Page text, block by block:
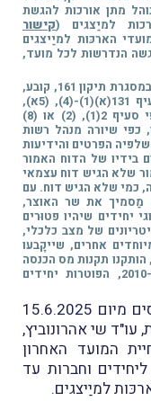
מתן אורכות להגשת
קישור
הארכּות למיַיצגים
2023 ומכסות ההגשה הנדרשות לכל מועד,
** סעיף 131(ב2) לפקודת מס הכנסה, שנוסף במסגרת תיקון 161, קובע,
כי יחיד החייב בהגשת דוח מכוח הוראות סעיף 131(א)(1)-(4), (5א),
(5ג), (5ד) ו-(6) לפקודה, ויש לו הכנסה לפי סעיף 2(1), (2) או (8)
כפי שיורה מנהל רשות
הפרטים והידיעות
בידיו של הדוח האמור
שלא הגיש דוח עצמאי
כמי שלא הגיש דוח. עם
הכנסה מַסמיך את שר האוצר,
יחידים שיהיו פטוּרים
של מצב כלכלי,
אחרים, שייקָבעו
131(ב2)(4) לפקודה, הותקנו תקנות מס הכנסה
(פטור מהגשת דוח עצמאי מקוון), התש"ע-2010, הפוטרות יחידים
הודעת דוברוּת רשות המיסים מיום 15.6.2025
עו"ד שי אהרונוביץ,
המועד האחרון
להגשת דוחות שנתיים לשנת 2024 ליחידים וחברות עד